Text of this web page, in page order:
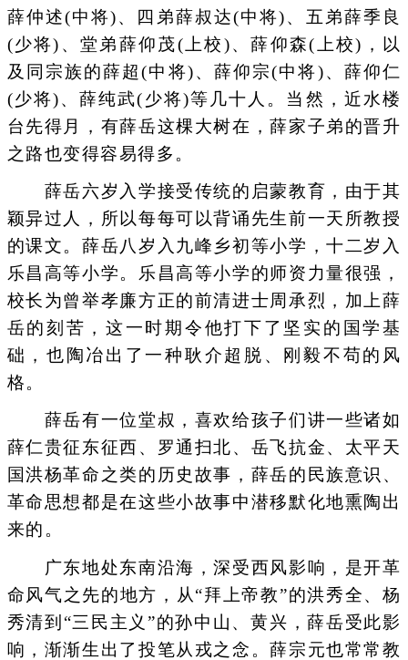
薛仲述(中将)、四弟薛叔达(中将)、五弟薛季良
(少将)、堂弟薛仰茂(上校)、薛仰森(上校)，以
及同宗族的薛超(中将)、薛仰宗(中将)、薛仰仁
(少将)、薛纯武(少将)等几十人。当然，近水楼
台先得月，有薛岳这棵大树在，薛家子弟的晋升
之路也变得容易得多。
薛岳六岁入学接受传统的启蒙教育，由于其
颖异过人，所以每每可以背诵先生前一天所教授
的课文。薛岳八岁入九峰乡初等小学，十二岁入
乐昌高等小学。乐昌高等小学的师资力量很强，
校长为曾举孝廉方正的前清进士周承烈，加上薛
岳的刻苦，这一时期令他打下了坚实的国学基
础，也陶冶出了一种耿介超脱、刚毅不苟的风
格。
薛岳有一位堂叔，喜欢给孩子们讲一些诸如
薛仁贵征东征西、罗通扫北、岳飞抗金、太平天
国洪杨革命之类的历史故事，薛岳的民族意识、
革命思想都是在这些小故事中潜移默化地熏陶出
来的。
广东地处东南沿海，深受西风影响，是开革
命风气之先的地方，从“拜上帝教”的洪秀全、杨
秀清到“三民主义”的孙中山、黄兴，薛岳受此影
响，渐渐生出了投笔从戎之念。薛宗元也常常教